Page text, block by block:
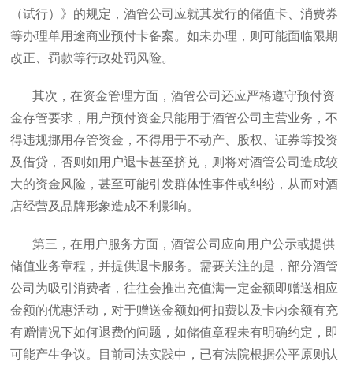
（试行）》的规定，酒管公司应就其发行的储值卡、消费券
等办理单用途商业预付卡备案。如未办理，则可能面临限期
改正、罚款等行政处罚风险。
其次，在资金管理方面，酒管公司还应严格遵守预付资
金存管要求，用户预付资金只能用于酒管公司主营业务，不
得违规挪用存管资金，不得用于不动产、股权、证券等投资
及借贷，否则如用户退卡甚至挤兑，则将对酒管公司造成较
大的资金风险，甚至可能引发群体性事件或纠纷，从而对酒
店经营及品牌形象造成不利影响。
第三，在用户服务方面，酒管公司应向用户公示或提供
储值业务章程，并提供退卡服务。需要关注的是，部分酒管
公司为吸引消费者，往往会推出充值满一定金额即赠送相应
金额的优惠活动，对于赠送金额如何扣费以及卡内余额有充
有赠情况下如何退费的问题，如储值章程未有明确约定，即
可能产生争议。目前司法实践中，已有法院根据公平原则认